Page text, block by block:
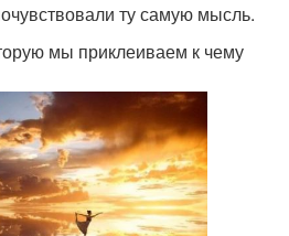
ту самую мысль.
мы приклеиваем к чему